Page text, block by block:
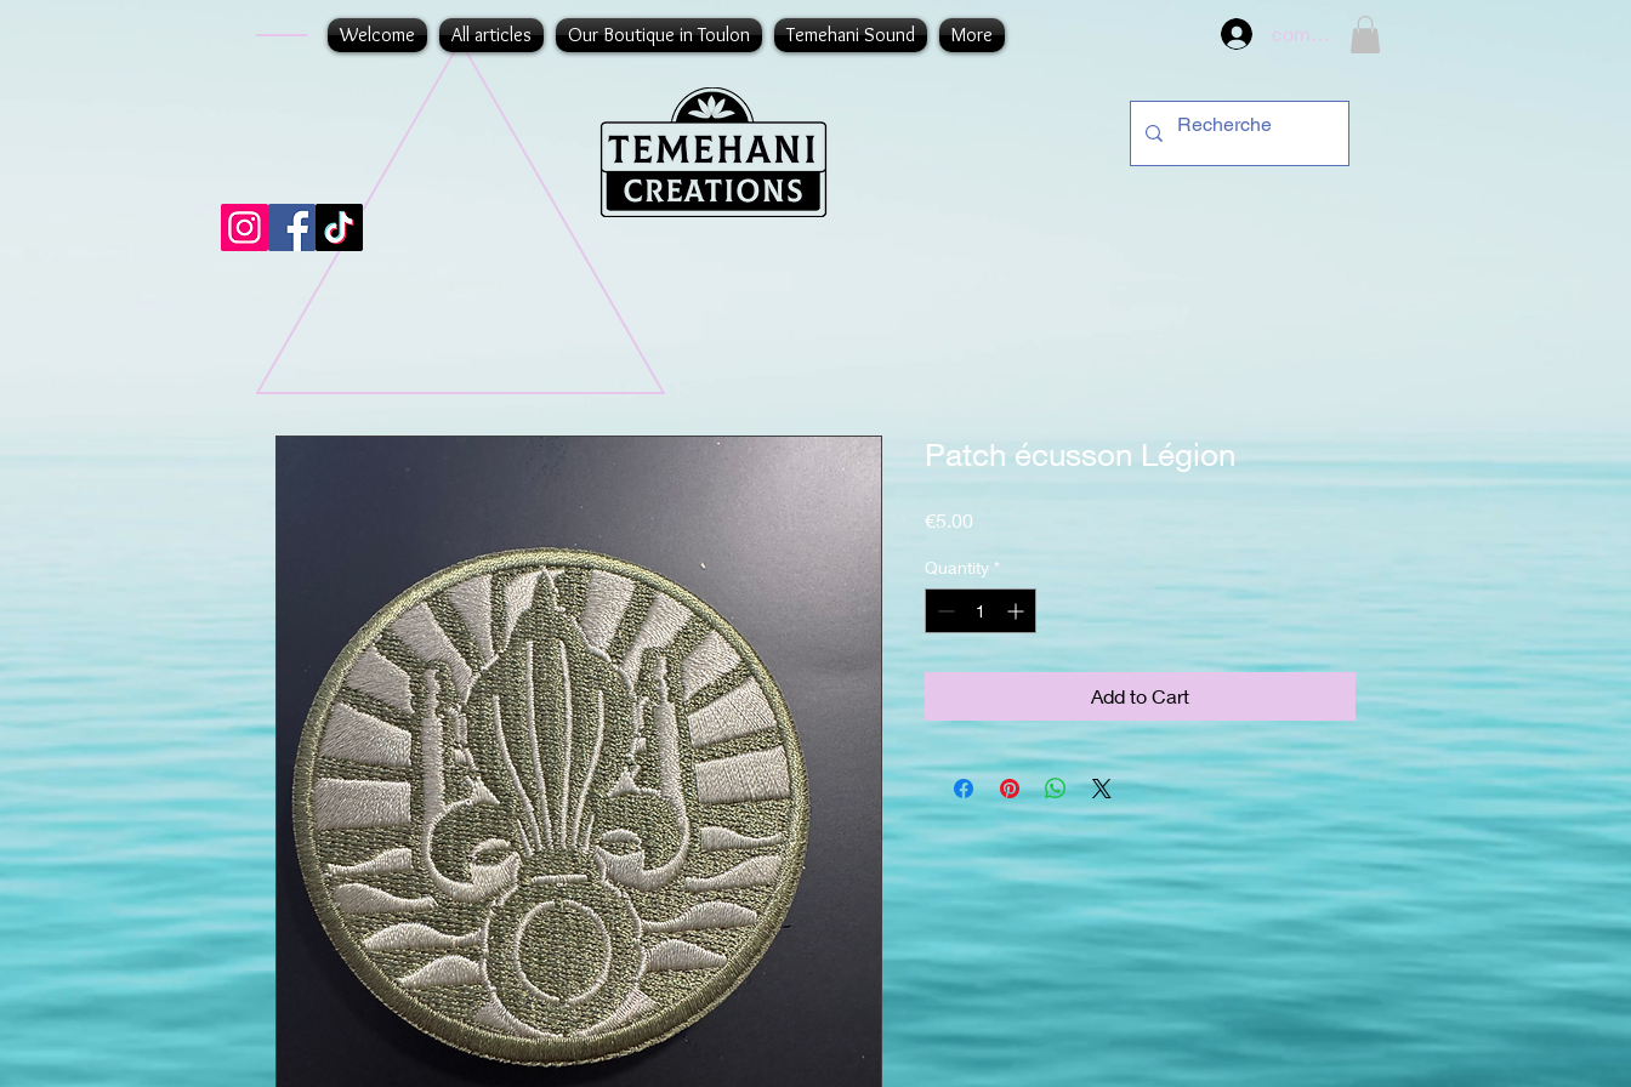
Welcome All articles Our Boutique in Toulon Temehani Sound More compte
Patch écusson Légion
€5.00
Quantity *
Add to Cart